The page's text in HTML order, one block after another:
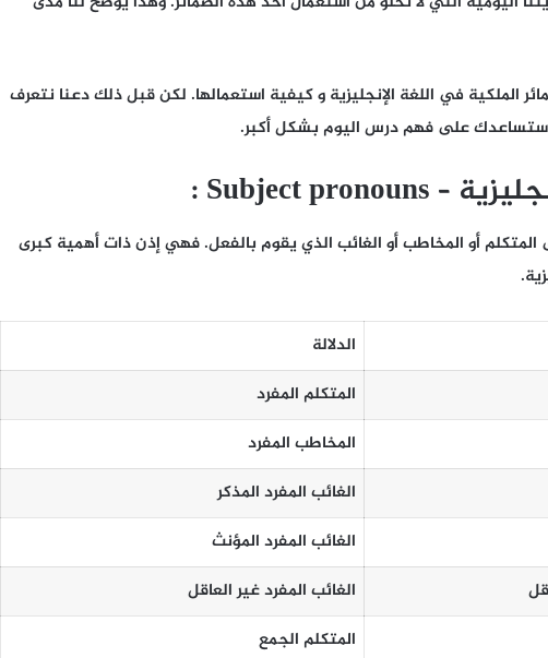
الملكية في اللغة الإنجليزية و كيفية استعمالها. لكن قبل ذلك دعنا نتعرف
ستساعدك على فهم درس اليوم بشكل أكبر.
–
Subject pronouns
:
أو المخاطب أو الغائب الذي يقوم بالفعل. فهي إذن ذات أهمية كبرى
الدلالة
المتكلم المفرد
المخاطب المفرد
الغائب المفرد المذكر
الغائب المفرد المؤنث
الغائب المفرد غير العاقل
المتكلم الجمع